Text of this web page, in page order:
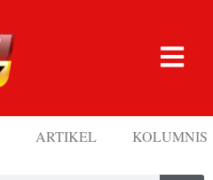
ARTIKEL KOLUMNIS